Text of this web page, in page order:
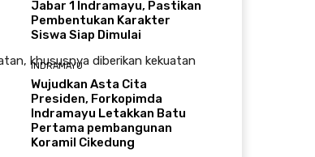
khususnya diberikan kekuatan
Jabar 1 Indramayu, Pastikan
Pembentukan Karakter
Siswa Siap Dimulai
INDRAMAYU
​Wujudkan Asta Cita
Presiden, Forkopimda
Indramayu Letakkan Batu
Pertama pembangunan
Koramil Cikedung